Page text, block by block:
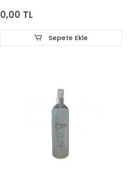
0,00 TL
Sepete Ekle